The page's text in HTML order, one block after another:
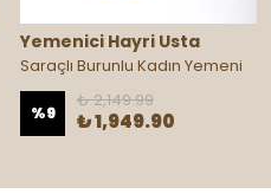
Yemenici Hayri Usta
Saraçlı Burunlu Kadın Yemeni
%9
₺ 2,149.99
₺ 1,949.90